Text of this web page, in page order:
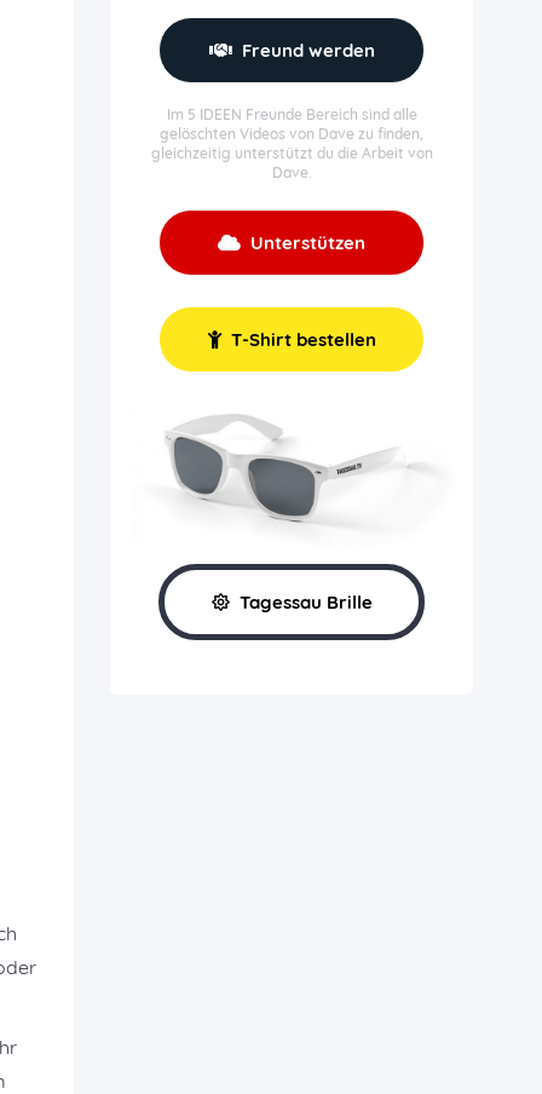
Freund werden
Im 5 IDEEN Freunde Bereich sind alle
gelöschten Videos von Dave zu finden,
gleichzeitig unterstützt du die Arbeit von
Dave.
Unterstützen
T-Shirt bestellen
Tagessau Brille